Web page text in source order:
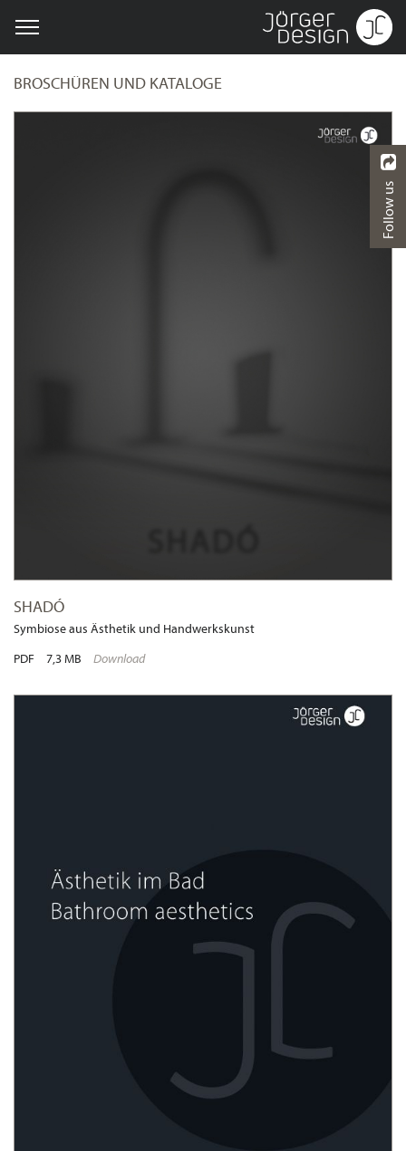
BROSCHÜREN UND KATALOGE
SHADÓ
Symbiose aus Ästhetik und Handwerkskunst
PDF
7,3 MB Download
Follow us